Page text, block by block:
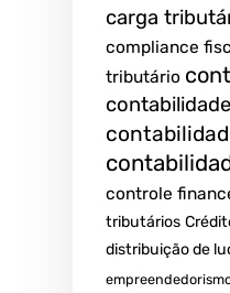
carga
compliance
tributário
controle
tributários
distribuição de